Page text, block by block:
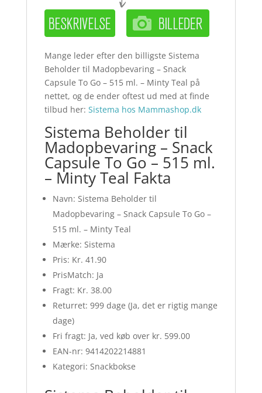
Mange leder efter den billigste Sistema
Beholder til Madopbevaring – Snack
Capsule To Go – 515 ml. – Minty Teal på
nettet, og de ender oftest ud med at finde
tilbud her: Sistema hos Mammashop.dk
Sistema Beholder til
Madopbevaring – Snack
Capsule To Go – 515 ml.
– Minty Teal Fakta
Navn: Sistema Beholder til
Madopbevaring – Snack Capsule To Go –
515 ml. – Minty Teal
Mærke: Sistema
Pris: Kr. 41.90
PrisMatch: Ja
Fragt: Kr. 38.00
Returret: 999 dage (Ja, det er rigtig mange
dage)
Fri fragt: Ja, ved køb over kr. 599.00
EAN-nr: 9414202214881
Kategori: Snackbokse